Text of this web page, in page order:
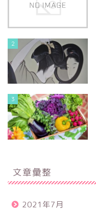
2
3
文章彙整
2021年7月